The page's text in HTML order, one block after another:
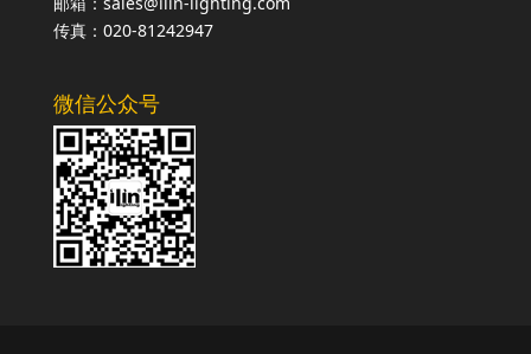
传真：020-81242947
微信公众号